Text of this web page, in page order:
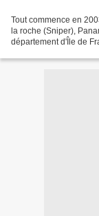
Tout commence en
la roche (Sniper),
département d'Île de